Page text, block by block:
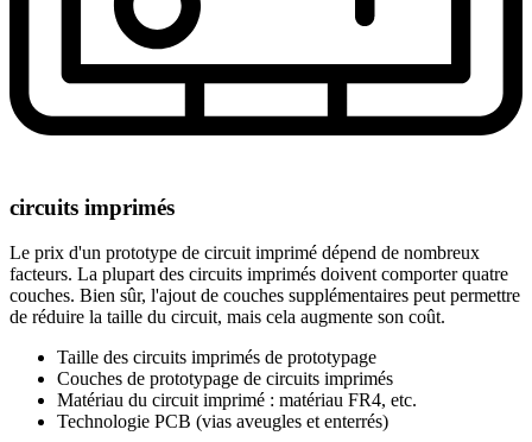
circuits imprimés
Le prix d'un prototype de circuit imprimé dépend de nombreux
facteurs. La plupart des circuits imprimés doivent comporter quatre
couches. Bien sûr, l'ajout de couches supplémentaires peut permettre
de réduire la taille du circuit, mais cela augmente son coût.
Taille des circuits imprimés de prototypage
Couches de prototypage de circuits imprimés
Matériau du circuit imprimé : matériau FR4, etc.
Technologie PCB (vias aveugles et enterrés)